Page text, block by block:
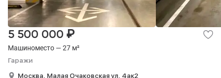
Машиноместо — 27 м²
Гаражи
5 500 000 ₽
Москва, Малая Очаковская ул, 4ак2